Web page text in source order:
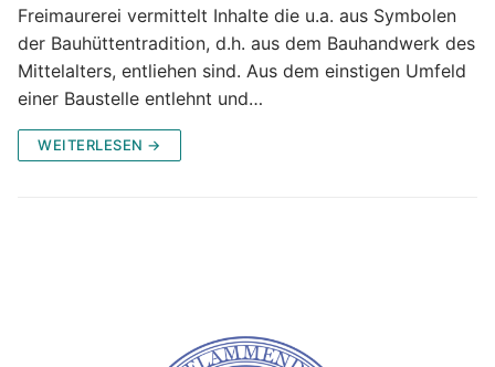
Freimaurerei vermittelt Inhalte die u.a. aus Symbolen
der Bauhüttentradition, d.h. aus dem Bauhandwerk des
Mittelalters, entliehen sind. Aus dem einstigen Umfeld
einer Baustelle entlehnt und…
WEITERLESEN →